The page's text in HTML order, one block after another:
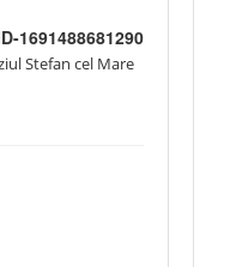
1691488681290
Stefan cel Mare